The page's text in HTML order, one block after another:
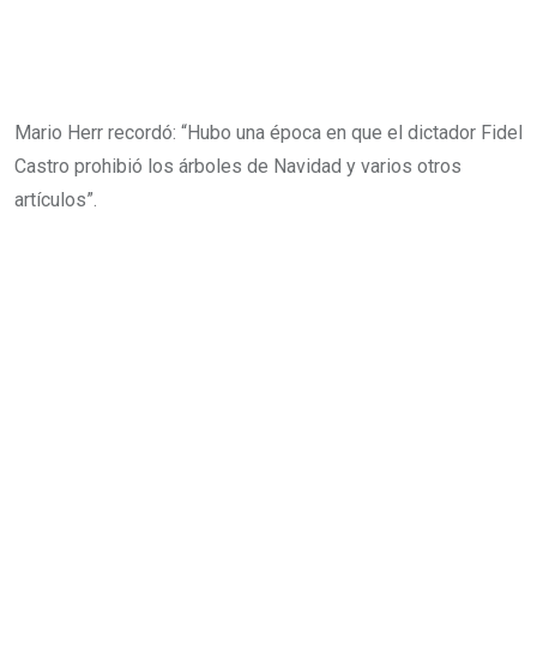
Mario Herr recordó: “Hubo una época en que el dictador Fidel
Castro prohibió los árboles de Navidad y varios otros
artículos”.